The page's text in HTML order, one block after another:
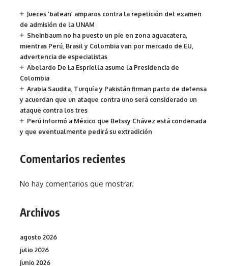
Jueces ‘batean’ amparos contra la repetición del examen
de admisión de la UNAM
Sheinbaum no ha puesto un pie en zona aguacatera,
mientras Perú, Brasil y Colombia van por mercado de EU,
advertencia de especialistas
Abelardo De La Espriella asume la Presidencia de
Colombia
Arabia Saudita, Turquía y Pakistán firman pacto de defensa
y acuerdan que un ataque contra uno será considerado un
ataque contra los tres
Perú informó a México que Betssy Chávez está condenada
y que eventualmente pedirá su extradición
Comentarios recientes
No hay comentarios que mostrar.
Archivos
agosto 2026
julio 2026
junio 2026